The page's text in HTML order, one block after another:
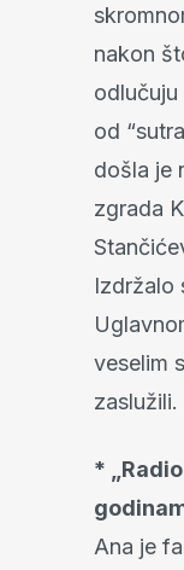
nakon
od
došla je
zgrada
Izdržalo
veselim
zaslužili.
*
Ana je